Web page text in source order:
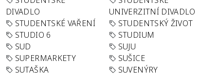
DIVADLO
UNIVERZITNÍ DIVADLO
STUDENTSKÉ VAŘENÍ
STUDENTSKÝ ŽIVOT
STUDIO 6
STUDIUM
SUD
SUJU
SUPERMARKETY
SUŠICE
SUTAŠKA
SUVENÝRY